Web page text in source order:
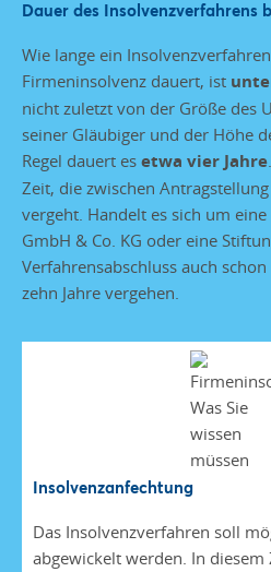
Dauer des Insolvenzverfahrens
Wie lange ein
Firmeninsolvenz dauert, ist
nicht zuletzt von der Größe des
seiner Gläubiger und der Höhe
Regel dauert es etwa vier Jahre
Zeit, die zwischen
vergeht. Handelt es sich um
GmbH & Co. KG oder eine
Verfahrensabschluss auch
zehn Jahre vergehen.
Insolvenzanfechtung
Das Insolvenzverfahren soll
abgewickelt werden. In diesem